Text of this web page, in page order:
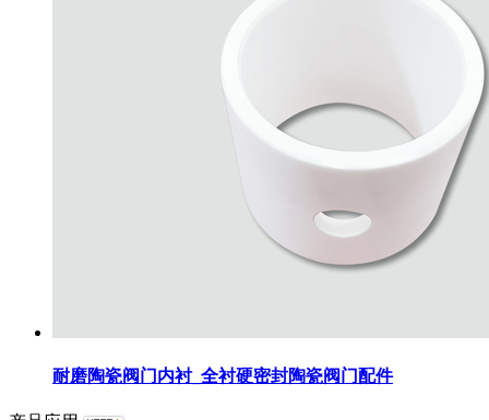
耐磨陶瓷阀门内衬_全衬硬密封陶瓷阀门配件